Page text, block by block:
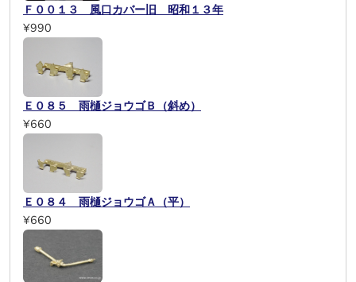
Ｆ００１３ 風口カバー旧 昭和１３年
¥990
Ｅ０８５ 雨樋ジョウゴＢ（斜め）
¥660
Ｅ０８４ 雨樋ジョウゴＡ（平）
¥660